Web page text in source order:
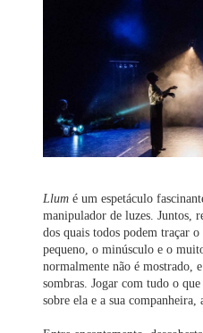
Llum é um espetáculo
manipulador de luzes. Juntos,
dos quais todos podem traçar
pequeno, o minúsculo e o
normalmente não é mostrado,
sombras. Jogar com tudo o
sobre ela e a sua companheira,